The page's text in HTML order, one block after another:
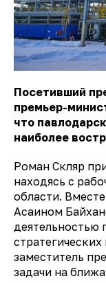
Посетивший
премьер-
что
наиболее
Роман Скляр
находясь с
области.
Асаином
деятельностью
заместитель
задачи на